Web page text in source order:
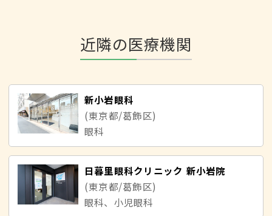
近隣の医療機関
新小岩眼科
(東京都/葛飾区)
眼科
日暮里眼科クリニック 新小岩院
(東京都/葛飾区)
眼科、小児眼科